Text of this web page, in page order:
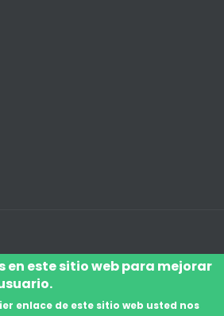
en este sitio web para mejorar
enlace de este sitio web usted nos